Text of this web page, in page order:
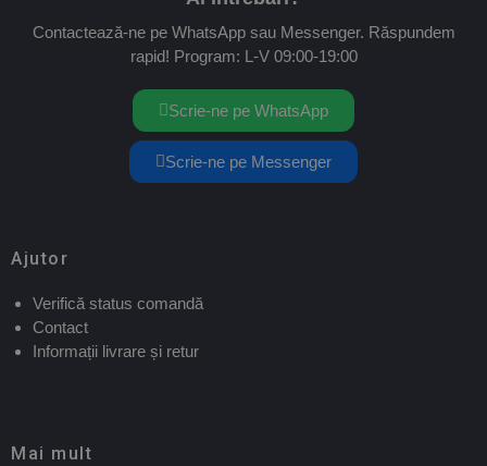
Contactează-ne pe WhatsApp sau Messenger. Răspundem
rapid! Program: L-V 09:00-19:00
Scrie-ne pe WhatsApp
Scrie-ne pe Messenger
Ajutor
Verifică status comandă
Contact
Informații livrare și retur
Mai mult